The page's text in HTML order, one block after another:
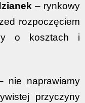
– rynkowy
rozpoczęciem
o kosztach i
nie naprawiamy
przyczyny